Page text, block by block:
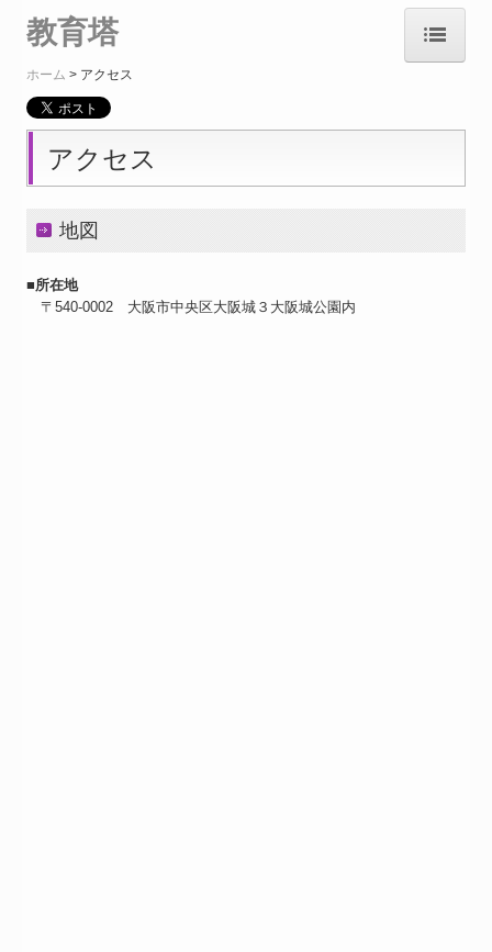
過去の教育祭
歴史（年表）
合葬者数
教育塔
ホーム アクセス
アクセス
地図
■所在地
〒540-0002 大阪市中央区大阪城３大阪城公園内